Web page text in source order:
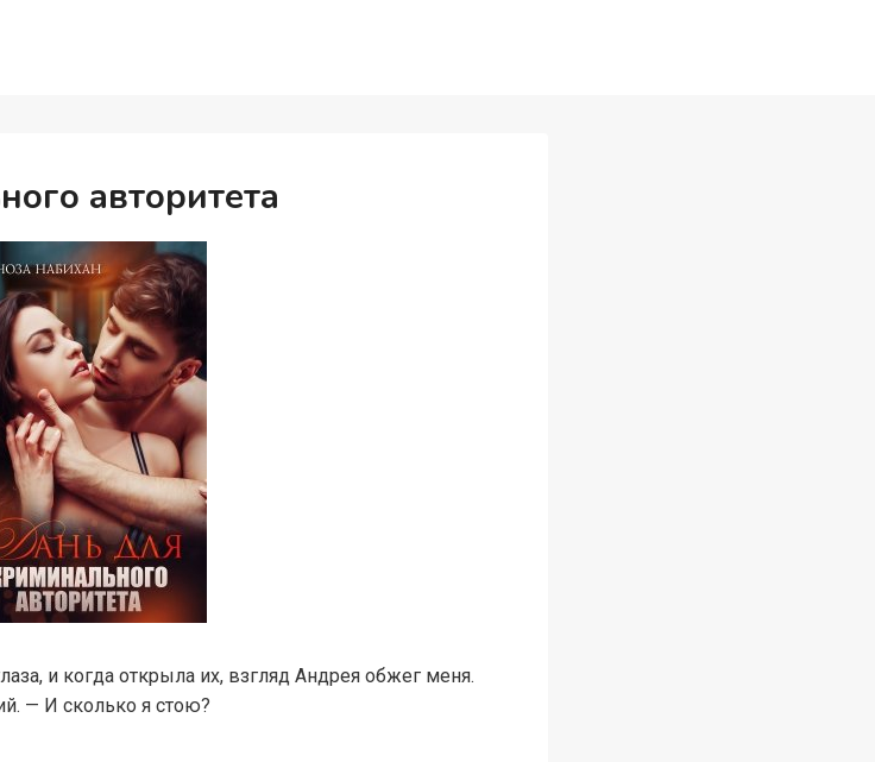
авторитета
и когда открыла их, взгляд Андрея обжег меня.
— И сколько я стою?